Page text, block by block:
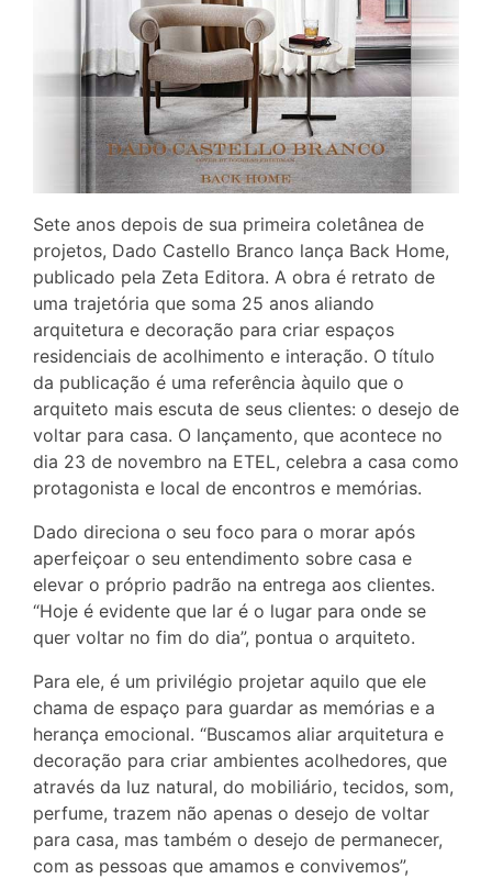
Sete anos depois de sua primeira coletânea de
projetos, Dado Castello Branco lança Back Home,
publicado pela Zeta Editora. A obra é retrato de
uma trajetória que soma 25 anos aliando
arquitetura e decoração para criar espaços
residenciais de acolhimento e interação. O título
da publicação é uma referência àquilo que o
arquiteto mais escuta de seus clientes: o desejo de
voltar para casa. O lançamento, que acontece no
dia 23 de novembro na ETEL, celebra a casa como
protagonista e local de encontros e memórias.
Dado direciona o seu foco para o morar após
aperfeiçoar o seu entendimento sobre casa e
elevar o próprio padrão na entrega aos clientes.
“Hoje é evidente que lar é o lugar para onde se
quer voltar no fim do dia”, pontua o arquiteto.
Para ele, é um privilégio projetar aquilo que ele
chama de espaço para guardar as memórias e a
herança emocional. “Buscamos aliar arquitetura e
decoração para criar ambientes acolhedores, que
através da luz natural, do mobiliário, tecidos, som,
perfume, trazem não apenas o desejo de voltar
para casa, mas também o desejo de permanecer,
com as pessoas que amamos e convivemos”,